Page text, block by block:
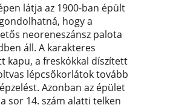
látja az 1900-ban épült
hogy a
neoreneszánsz palota
áll. A karakteres
kapu, a freskókkal díszített
lépcsőkorlátok tovább
Azonban az épület
sor 14. szám alatti telken